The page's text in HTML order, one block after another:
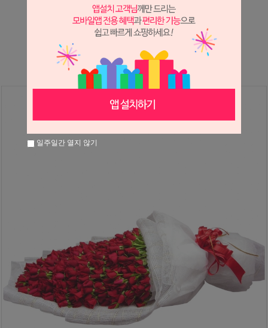
※ 필독해주세요 ※
는 시세 변동에 따라 가격이 달라질 수 있으니
문의 후 주문 바랍니다.
일주일간 열지 않기